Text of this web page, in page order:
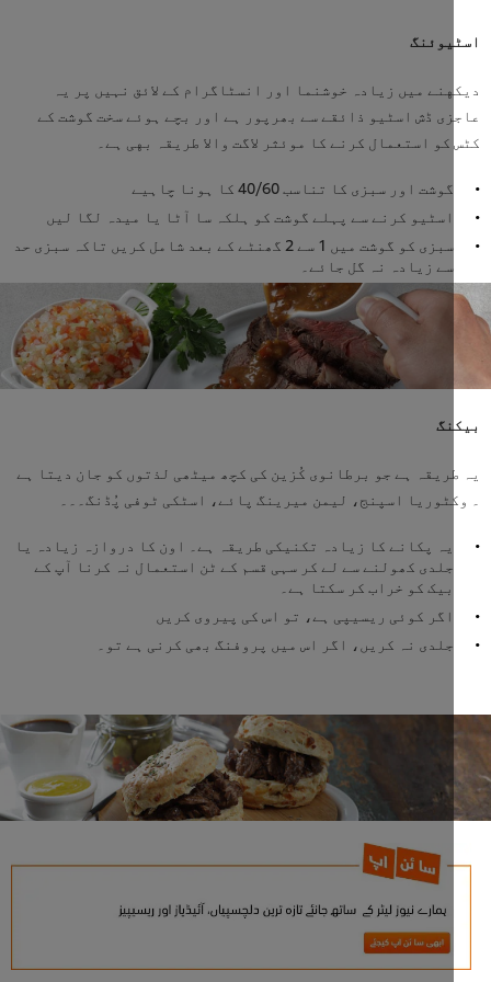
میں زیادہ خوشنما اور انسٹاگرام کے لائق نہیں پر یہ
ڈش اسٹیو ذائقے سے بھرپور ہے اور بچے ہوئے سخت گوشت کے
استعمال کرنے کا موئثر لاگت والا طریقہ بهی ہے۔
گوشت اور سبزی کا تناسب 40/60 کا ہونا چاہیے
اسٹیو کرنے سے پہلے گوشت کو ہلکہ سا آٹا یا میدہ لگا لیں
سبزی کو گوشت میں 1 سے 2 گھنٹے کے بعد شامل کریں تاکہ سبزی حد
سے زیادہ نہ گل جائے۔
ہے جو برطانوی کُزین کی کچھ میٹھی لذتوں کو جان دیتا ہے
اسپنج، لیمن میرینگ پائے، اسٹکی ٹوفی پُڈنگ۔۔۔
یہ پکانے کا زیادہ تکنیکی طریقہ ہے۔ اون کا دروازہ زیادہ یا
جلدی کھولنے سے لے کر سہی قسم کے ٹن استعمال نہ کرنا آپ کے
بیک کو خراب کر سکتا ہے۔
اگر کوئی ریسیپی ہے، تو اس کی پیروی کریں
جلدی نہ کریں، اگر اس میں پروفنگ بھی کرنی ہے تو۔